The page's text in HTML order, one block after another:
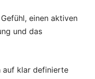
einen aktiven
und das
auf klar definierte